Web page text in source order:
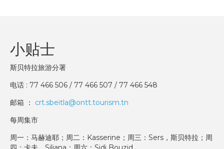
小贴士
斯贝特拉旅游分署
电话 : 77 466 506 / 77 466 507 / 77 466 548
邮箱 ： crt.sbeitla@ontt.tourism.tn
每周集市
周一：马赫迪耶；周二：Kasserine；周三：Sers，斯贝特拉；周